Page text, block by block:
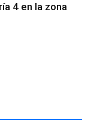
4 en la zona